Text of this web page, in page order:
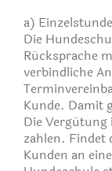
a)
Die
Rücksprache
verbindliche
Kunde. Damit
Die Vergütung
zahlen. Findet
Kunden an